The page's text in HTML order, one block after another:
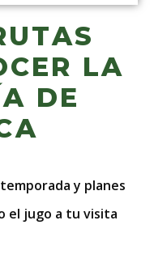
LA
DE
y planes
el jugo a tu visita